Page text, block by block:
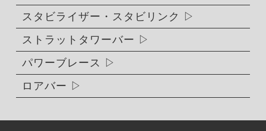
スタビライザー・スタビリンク
ストラットタワーバー
パワーブレース
ロアバー